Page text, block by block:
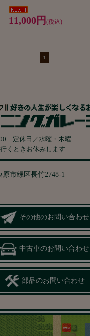
11,000円 (税込)
1
定休日／水曜・木曜
くときお休みします
市緑区長竹2748-1
その他のお問い合わせ
中古車のお問い合わせ
部品のお問い合わせ